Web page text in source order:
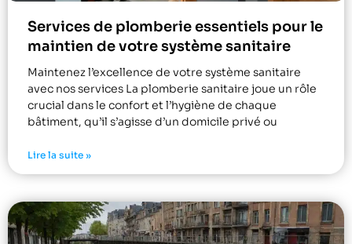
Services de plomberie essentiels pour le
maintien de votre système sanitaire
Maintenez l’excellence de votre système sanitaire
avec nos services La plomberie sanitaire joue un rôle
crucial dans le confort et l’hygiène de chaque
bâtiment, qu’il s’agisse d’un domicile privé ou
Lire la suite »